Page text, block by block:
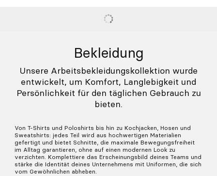
Bekleidung
Unsere Arbeitsbekleidungskollektion wurde
entwickelt, um Komfort, Langlebigkeit und
Persönlichkeit für den täglichen Gebrauch zu
bieten.
Von T-Shirts und Poloshirts bis hin zu Kochjacken, Hosen und
Sweatshirts: jedes Teil wird aus hochwertigen Materialien
gefertigt und bietet Schnitte, die maximale Bewegungsfreiheit
im Alltag garantieren, ohne auf einen modernen Look zu
verzichten. Komplettiere das Erscheinungsbild deines Teams und
stärke die Identität deines Unternehmens mit Uniformen, die sich
vom Gewöhnlichen abheben.